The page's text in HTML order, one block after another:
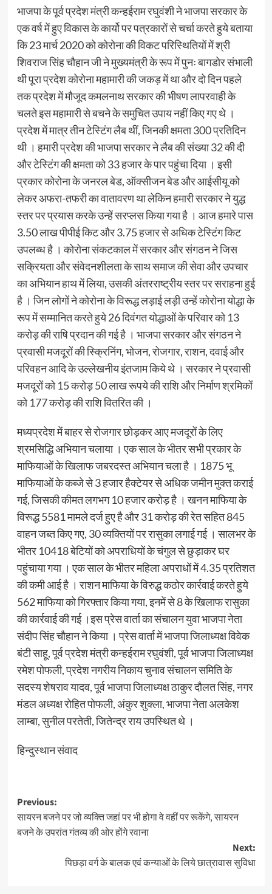
भाजपा के पूर्व प्रदेश मंत्री कन्हईराम रघुवंशी ने भाजपा सरकार के
एक वर्ष में हुए विकास के कार्यो पर पत्रकारों से चर्चा करते हुये बताया
कि 23 मार्च 2020 को कोरोना की विकट परिस्थितियों में श्री
शिवराज सिंह चौहान जी ने मुख्यमंत्री के रूप में पुनः बागडोर संभाली
थी पूरा प्रदेश कोरोना महामारी की जकड़ में था और दो दिन पहले
तक प्रदेश में मौजूद कमलनाथ सरकार की भीषण लापरवाही के
चलते इस महामारी से बचने के समुचित उपाय नहीं किए गए थे ।
प्रदेश में मात्र तीन टेस्टिंग लैब थीं, जिनकी क्षमता 300 प्रतिदिन
थी । हमारी प्रदेश की भाजपा सरकार ने लैब की संख्या 32 की दी
और टेस्टिंग की क्षमता को 33 हजार के पार पहुंचा दिया । इसी
प्रकार कोरोना के जनरल बेड, ऑक्सीजन बेड और आईसीयू को
लेकर अफरा-तफरी का वातावरण था लेकिन हमारी सरकार ने युद्ध
स्तर पर प्रयास करके उन्हें सरप्लस किया गया है । आज हमारे पास
3.50 लाख पीपीई किट और 3.75 हजार से अधिक टेस्टिंग किट
उपलब्ध है । कोरोना संकटकाल में सरकार और संगठन ने जिस
सक्रियता और संवेदनशीलता के साथ समाज की सेवा और उपचार
का अभियान हाथ में लिया, उसकी अंतरराष्ट्रीय स्तर पर सराहना हुई
है । जिन लोगों ने कोरोना के विरूद्ध लड़ाई लड़ी उन्हें कोरोना योद्धा के
रूप में सम्मानित करते हुये 26 दिवंगत योद्धाओं के परिवार को 13
करोड़ की राषि प्रदान की गई है । भाजपा सरकार और संगठन ने
प्रवासी मजदूरों की स्क्रिनिंग, भोजन, रोजगार, राशन, दवाई और
परिवहन आदि के उल्लेखनीय इंतजाम किये थे । सरकार ने प्रवासी
मजदूरों को 15 करोड़ 50 लाख रूपये की राशि और निर्माण श्रमिकों
को 177 करोड़ की राशि वितरित की ।
मध्यप्रदेश में बाहर से रोजगार छोड़कर आए मजदूरों के लिए
श्रमसिद्धि अभियान चलाया । एक साल के भीतर सभी प्रकार के
माफियाओं के खिलाफ जबरदस्त अभियान चला है । 1875 भू
माफियाओं के कब्जे से 3 हजार हैक्टेयर से अधिक जमीन मुक्त कराई
गई, जिसकी कीमत लगभग 10 हजार करोड़ है । खनन माफिया के
विरूद्ध 5581 मामले दर्ज हुए है और 31 करोड़ की रेत सहित 845
वाहन जब्त किए गए, 30 व्यक्तियों पर रासुका लगाई गई । सालभर के
भीतर 10418 बेटियों को अपराधियों के चंगुल से छुड़ाकर घर
पहुंचाया गया । एक साल के भीतर महिला अपराधों में 4.35 प्रतिशत
की कमी आई है । राशन माफिया के विरुद्ध कठोर कार्रवाई करते हुये
562 माफिया को गिरफ्तार किया गया, इनमें से 8 के खिलाफ रासुका
की कार्रवाई की गई ।इस प्रेस वार्ता का संचालन युवा भाजपा नेता
संदीप सिंह चौहान ने किया । प्रेस वार्ता में भाजपा जिलाध्यक्ष विवेक
बंटी साहू, पूर्व प्रदेश मंत्री कन्हईराम रघुवंशी, पूर्व भाजपा जिलाध्यक्ष
रमेश पोफली, प्रदेश नगरीय निकाय चुनाव संचालन समिति के
सदस्य शेषराव यादव, पूर्व भाजपा जिलाध्यक्ष ठाकुर दौलत सिंह, नगर
मंडल अध्यक्ष रोहित पोफली, अंकुर शुक्ला, भाजपा नेता अलकेश
लाम्बा, सुनील परतेती, जितेन्द्र राय उपस्थित थे ।
हिन्दुस्थान संवाद
Post
navigation
Previous:
सायरन बजने पर जो व्यक्ति जहां पर भी होगा वे वहीं पर रूकेंगे, सायरन
बजने के उपरांत गंतव्य की ओर होंगे रवाना
Next:
पिछड़ा वर्ग के बालक एवं कन्याओं के लिये छात्रावास सुविधा